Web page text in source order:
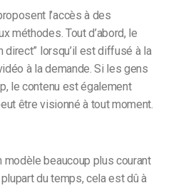
l’accès à des
méthodes. Tout d’abord, le
direct” lorsqu’il est diffusé à la
à la demande. Si les gens
le contenu est également
être visionné à tout moment.
modèle beaucoup plus courant
du temps, cela est dû à